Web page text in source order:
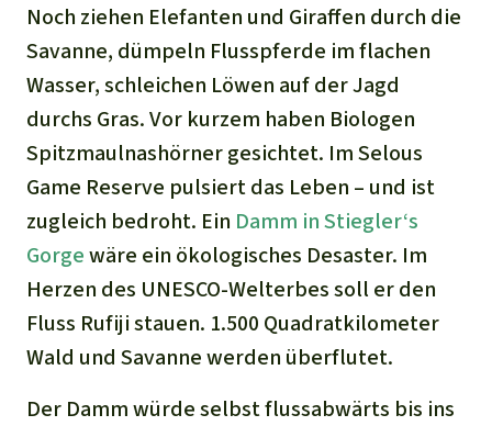
Straßen
Zement und Beton
Noch ziehen Elefanten und Giraffen durch die
Savanne, dümpeln Flusspferde im flachen
Wasser, schleichen Löwen auf der Jagd
durchs Gras. Vor kurzem haben Biologen
Spitzmaulnashörner gesichtet. Im Selous
Game Reserve pulsiert das Leben – und ist
zugleich bedroht. Ein Damm in Stiegler‘s
Gorgewäre ein ökologisches Desaster. Im
Herzen des UNESCO-Welterbes soll er den
Fluss Rufiji stauen. 1.500 Quadratkilometer
Wald und Savanne werden überflutet.
Der Damm würde selbst flussabwärts bis ins